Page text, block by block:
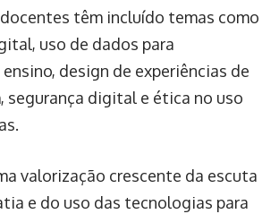
têm incluído temas como
uso de dados para
design de experiências de
segurança digital e ética no uso
valorização crescente da escuta
e do uso das tecnologias para